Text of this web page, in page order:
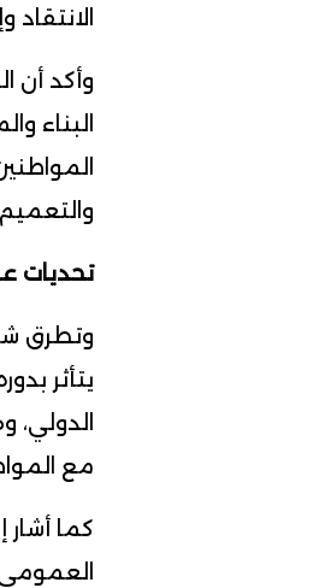
وأكد أن
البناء
تحديات
وتطرق
يتأثر
مع
كما